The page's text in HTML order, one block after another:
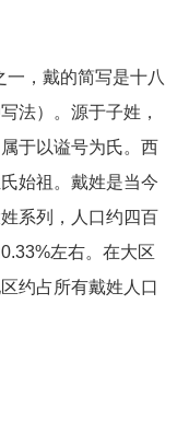
，戴的简写是十八
法）。源于子姓，
于以谥号为氏。西
始祖。戴姓是当今
系列，人口约四百
左右。在大区
约占所有戴姓人口